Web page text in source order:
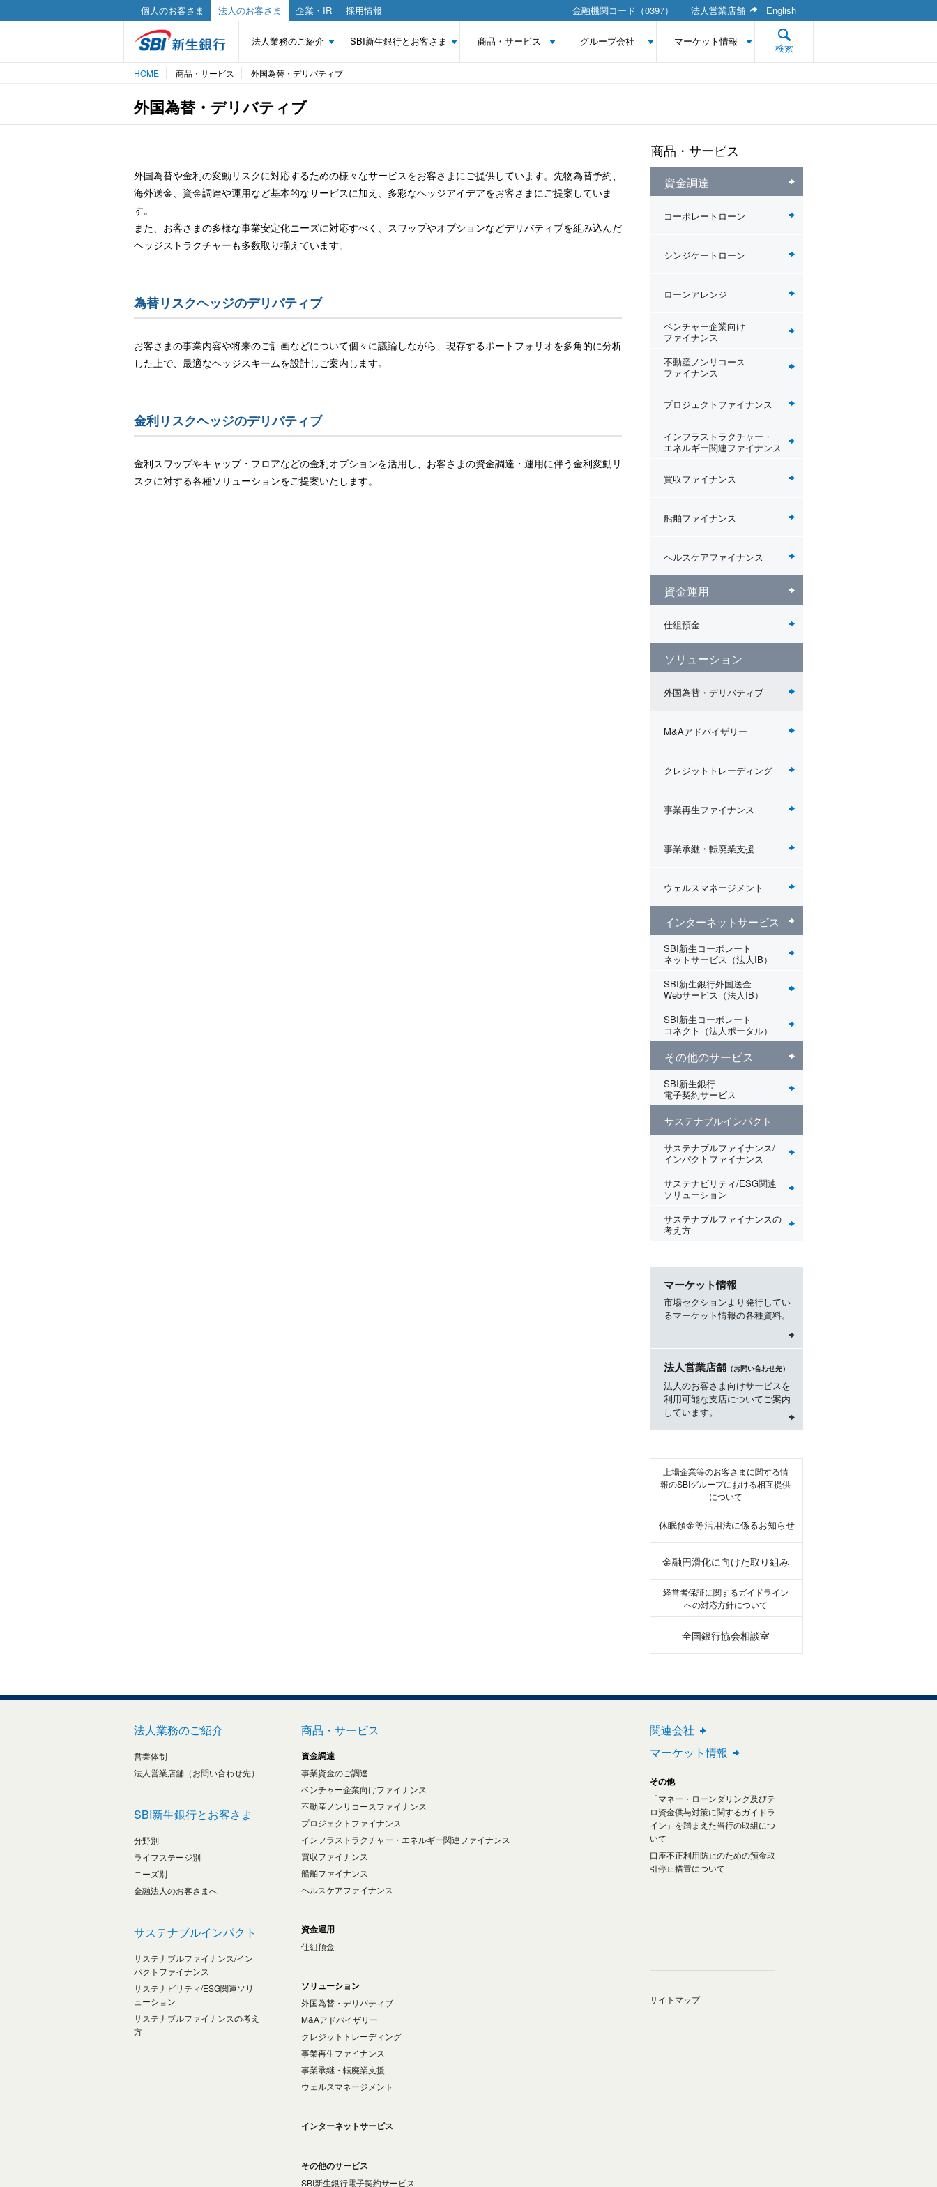
個人のお客さま 法人のお客さま 企業・IR 採用情報 English
金融機関コード（0397） 法人営業店舗
法人業務のご紹介 SBI新生銀行とお客さま 商品・サービス グループ会社 マーケット情報
検索
HOME 商品・サービス 外国為替・デリバティブ
外国為替・デリバティブ
外国為替や金利の変動リスクに対応するための様々なサービスをお客さまにご提供しています。先物為替予約、
海外送金、資金調達や運用など基本的なサービスに加え、多彩なヘッジアイデアをお客さまにご提案していま
す。
また、お客さまの多様な事業安定化ニーズに対応すべく、スワップやオプションなどデリバティブを組み込んだ
ヘッジストラクチャーも多数取り揃えています。
為替リスクヘッジのデリバティブ
お客さまの事業内容や将来のご計画などについて個々に議論しながら、現存するポートフォリオを多角的に分析
した上で、最適なヘッジスキームを設計しご案内します。
金利リスクヘッジのデリバティブ
金利スワップやキャップ・フロアなどの金利オプションを活用し、お客さまの資金調達・運用に伴う金利変動リ
スクに対する各種ソリューションをご提案いたします。
商品・サービス
資金調達
コーポレートローン
シンジケートローン
ローンアレンジ
ベンチャー企業向け
ファイナンス
不動産ノンリコース
ファイナンス
プロジェクトファイナンス
インフラストラクチャー・
エネルギー関連ファイナンス
買収ファイナンス
船舶ファイナンス
ヘルスケアファイナンス
資金運用
仕組預金
ソリューション
外国為替・デリバティブ
M&Aアドバイザリー
クレジットトレーディング
事業再生ファイナンス
事業承継・転廃業支援
ウェルスマネージメント
インターネットサービス
SBI新生コーポレート
ネットサービス（法人IB）
SBI新生銀行外国送金
Webサービス（法人IB）
SBI新生コーポレート
コネクト（法人ポータル）
その他のサービス
SBI新生銀行
電子契約サービス
サステナブルインパクト
サステナブルファイナンス/
インパクトファイナンス
サステナビリティ/ESG関連
ソリューション
サステナブルファイナンスの
考え方
マーケット情報
市場セクションより発行してい
るマーケット情報の各種資料。
法人営業店舗 （お問い合わせ先）
法人のお客さま向けサービスを
利用可能な支店についてご案内
しています。
上場企業等のお客さまに関する情
報のSBIグループにおける相互提供
について
休眠預金等活用法に係るお知らせ
金融円滑化に向けた取り組み
経営者保証に関するガイドライン
への対応方針について
全国銀行協会相談室
法人業務のご紹介
営業体制
法人営業店舗（お問い合わせ先）
SBI新生銀行とお客さま
分野別
ライフステージ別
ニーズ別
金融法人のお客さまへ
サステナブルインパクト
サステナブルファイナンス/イン
パクトファイナンス
サステナビリティ/ESG関連ソリ
ューション
サステナブルファイナンスの考え
方
商品・サービス
資金調達
事業資金のご調達
ベンチャー企業向けファイナンス
不動産ノンリコースファイナンス
プロジェクトファイナンス
インフラストラクチャー・エネルギー関連ファイナンス
買収ファイナンス
船舶ファイナンス
ヘルスケアファイナンス
資金運用
仕組預金
ソリューション
外国為替・デリバティブ
M&Aアドバイザリー
クレジットトレーディング
事業再生ファイナンス
事業承継・転廃業支援
ウェルスマネージメント
インターネットサービス
その他のサービス
SBI新生銀行電子契約サービス
関連会社
マーケット情報
その他
「マネー・ローンダリング及びテ
ロ資金供与対策に関するガイドラ
イン」を踏まえた当行の取組につ
いて
口座不正利用防止のための預金取
引停止措置について
サイトマップ